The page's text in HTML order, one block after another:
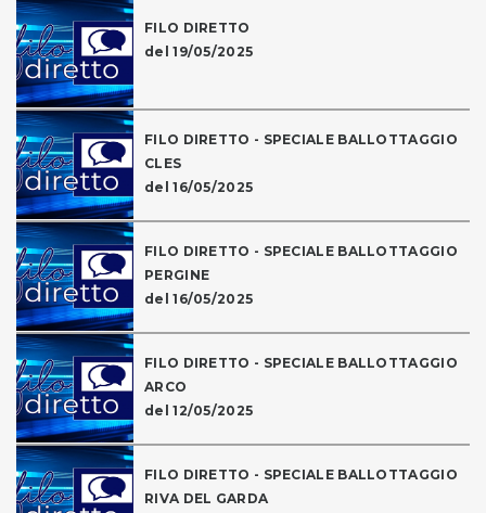
FILO DIRETTO
del 19/05/2025
FILO DIRETTO - SPECIALE BALLOTTAGGIO
CLES
del 16/05/2025
FILO DIRETTO - SPECIALE BALLOTTAGGIO
PERGINE
del 16/05/2025
FILO DIRETTO - SPECIALE BALLOTTAGGIO
ARCO
del 12/05/2025
FILO DIRETTO - SPECIALE BALLOTTAGGIO
RIVA DEL GARDA